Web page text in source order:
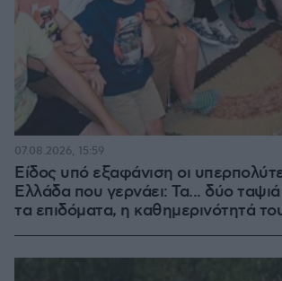
Είδος υπό εξαφάνιση οι
Ελλάδα που γερνάει: Τα... δύο
τα επιδόματα, η καθημερινότητά
07.08.2026, 15:59